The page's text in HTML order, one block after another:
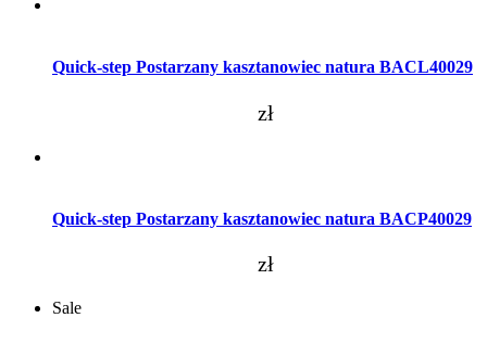
Quick-step Postarzany kasztanowiec natura BACL40029
zł
Quick-step Postarzany kasztanowiec natura BACP40029
zł
Sale